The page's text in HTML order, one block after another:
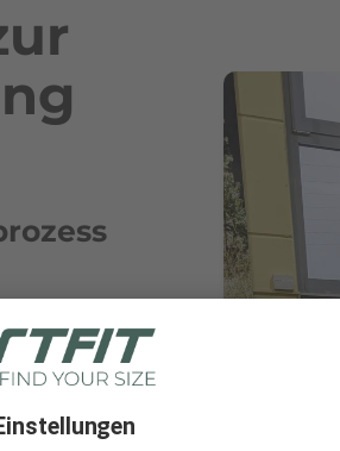
bei
schon
Kunden
es heißt,